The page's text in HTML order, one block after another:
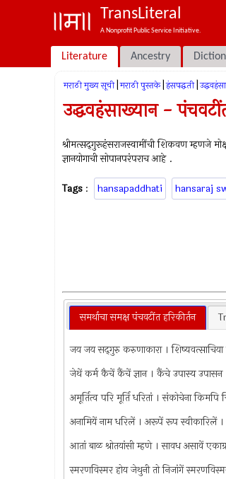
TransLiteral
A Nonprofit Public Service Initiative.
Literature Ancestry
मराठी मुख्य सूची मराठी पुस्तके हंसपद्धती
उद्धवहंसाख्यान -
श्रीमत्सद्‍गुरूहंसराजस्वामींची शिकवण म्हणजे
ज्ञानयोगाची सोपानपरंपराच आहे .
Tags : hansapaddhati hansaraj
समर्थाचा समक्ष पंचवटींत हरिकीर्तन
जय जय सद्‌गुरु करुणाकारा । शिष्यवत्साचिया
जेथें कर्म कैचें कैंचें ज्ञान । कैंचे उपास्य उपासन ।
अमूर्तित्व परि मूर्ति धरितां । संकोचेना
अनामियें नाम धरिलें । अरूपें रूप स्वीकारिलें ।
आतां बाळ श्रोतयांसी म्हणे । सावध असावें
स्मरणविस्मर होय जेथुनी तो निजांगें